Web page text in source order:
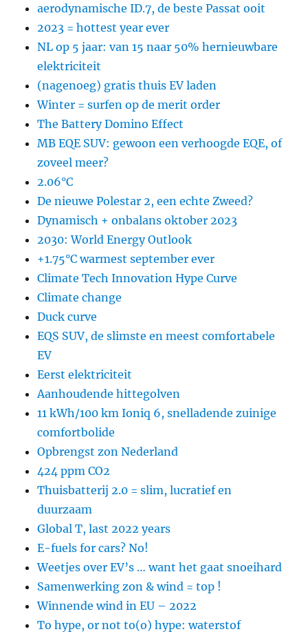
aerodynamische ID.7, de beste Passat ooit
2023 = hottest year ever
NL op 5 jaar: van 15 naar 50% hernieuwbare
elektriciteit
(nagenoeg) gratis thuis EV laden
Winter = surfen op de merit order
The Battery Domino Effect
MB EQE SUV: gewoon een verhoogde EQE, of
zoveel meer?
2.06°C
De nieuwe Polestar 2, een echte Zweed?
Dynamisch + onbalans oktober 2023
2030: World Energy Outlook
+1.75°C warmest september ever
Climate Tech Innovation Hype Curve
Climate change
Duck curve
EQS SUV, de slimste en meest comfortabele
EV
Eerst elektriciteit
Aanhoudende hittegolven
11 kWh/100 km Ioniq 6, snelladende zuinige
comfortbolide
Opbrengst zon Nederland
424 ppm CO2
Thuisbatterij 2.0 = slim, lucratief en
duurzaam
Global T, last 2022 years
E-fuels for cars? No!
Weetjes over EV’s … want het gaat snoeihard
Samenwerking zon & wind = top !
Winnende wind in EU – 2022
To hype, or not to(o) hype: waterstof